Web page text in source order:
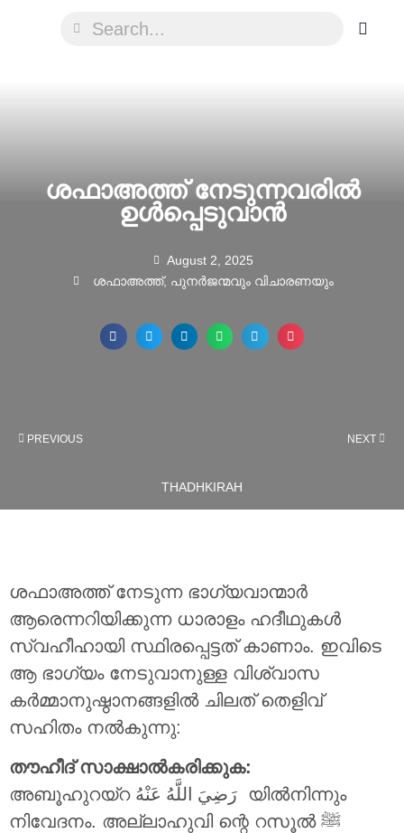
ശഫാഅത്ത് നേടുന്നവരിൽ
ഉൾപ്പെടുവാൻ
August 2, 2025
ശഫാഅത്ത്, പുനർജന്മവും വിചാരണയും
PREVIOUS NEXT
THADHKIRAH
ശഫാഅത്ത് നേടുന്ന ഭാഗ്യവാന്മാർ
ആരെന്നറിയിക്കുന്ന ധാരാളം ഹദീഥുകൾ
സ്വഹീഹായി സ്ഥിരപ്പെട്ടത് കാണാം. ഇവിടെ
ആ ഭാഗ്യം നേടുവാനുള്ള വിശ്വാസ
കർമ്മാനുഷ്ഠാനങ്ങളിൽ ചിലത് തെളിവ്
സഹിതം നൽകുന്നു:
തൗഹീദ് സാക്ഷാൽകരിക്കുക:
അബൂഹുറയ്റ رَضِيَ اللَّهُ عَنْهُ യിൽനിന്നും
നിവേദനം. അല്ലാഹുവി ന്റെ റസൂൽ ﷺ